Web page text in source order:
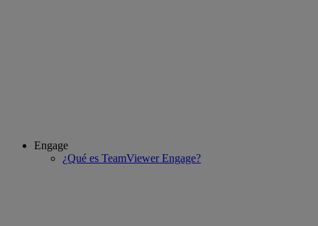
Engage
¿Qué es TeamViewer Engage?